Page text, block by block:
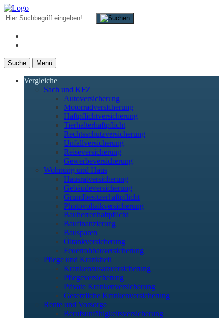
Suche Menü
Vergleiche
Sach und KFZ
Autoversicherung
Motorradversicherung
Haftpflichtversicherung
Tierhalterhaftpflicht
Rechtsschutzversicherung
Unfallversicherung
Reiseversicherung
Gewerbeversicherung
Wohnung und Haus
Hausratversicherung
Gebäudeversicherung
Grundbesitzerhaftpflicht
Photovoltaikversicherung
Bauherrenhaftpflicht
Baufinanzierung
Bausparen
Öltankversicherung
Feuerrohbauversicherung
Pflege und Krankheit
Krankenzusatzversicherung
Pflegeversicherung
Private Krankenversicherung
Gesetzliche Krankenversicherung
Rente und Vorsorge
Berufs­unfähigkeitsversicherung